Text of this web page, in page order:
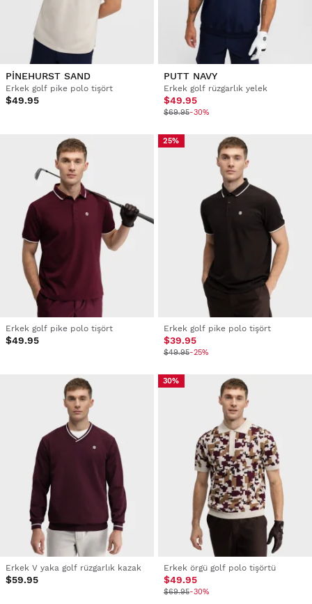
PINEHURST SAND
Erkek golf pike polo tişört
$49.95
PUTT NAVY
Erkek golf rüzgarlık yelek
$49.95
$69.95-30%
Erkek golf pike polo tişört
$49.95
25%
Erkek golf pike polo tişört
$39.95
$49.95-25%
Erkek V yaka golf rüzgarlık kazak
$59.95
30%
Erkek örgü golf polo tişörtü
$49.95
$69.95-30%